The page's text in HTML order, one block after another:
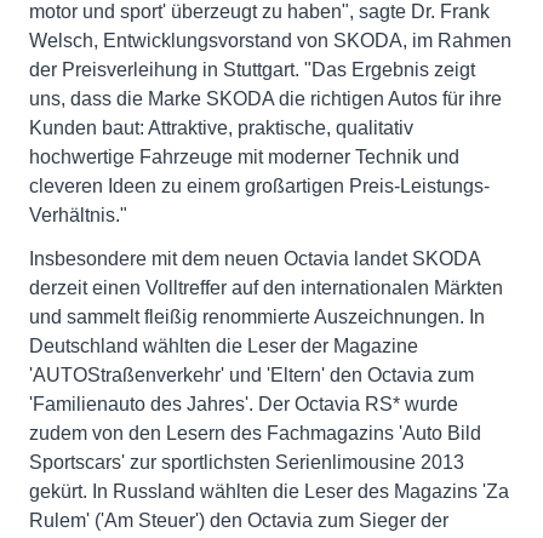
motor und sport' überzeugt zu haben", sagte Dr. Frank
Welsch, Entwicklungsvorstand von SKODA, im Rahmen
der Preisverleihung in Stuttgart. "Das Ergebnis zeigt
uns, dass die Marke SKODA die richtigen Autos für ihre
Kunden baut: Attraktive, praktische, qualitativ
hochwertige Fahrzeuge mit moderner Technik und
cleveren Ideen zu einem großartigen Preis-Leistungs-
Verhältnis."
Insbesondere mit dem neuen Octavia landet SKODA
derzeit einen Volltreffer auf den internationalen Märkten
und sammelt fleißig renommierte Auszeichnungen. In
Deutschland wählten die Leser der Magazine
'AUTOStraßenverkehr' und 'Eltern' den Octavia zum
'Familienauto des Jahres'. Der Octavia RS* wurde
zudem von den Lesern des Fachmagazins 'Auto Bild
Sportscars' zur sportlichsten Serienlimousine 2013
gekürt. In Russland wählten die Leser des Magazins 'Za
Rulem' ('Am Steuer') den Octavia zum Sieger der